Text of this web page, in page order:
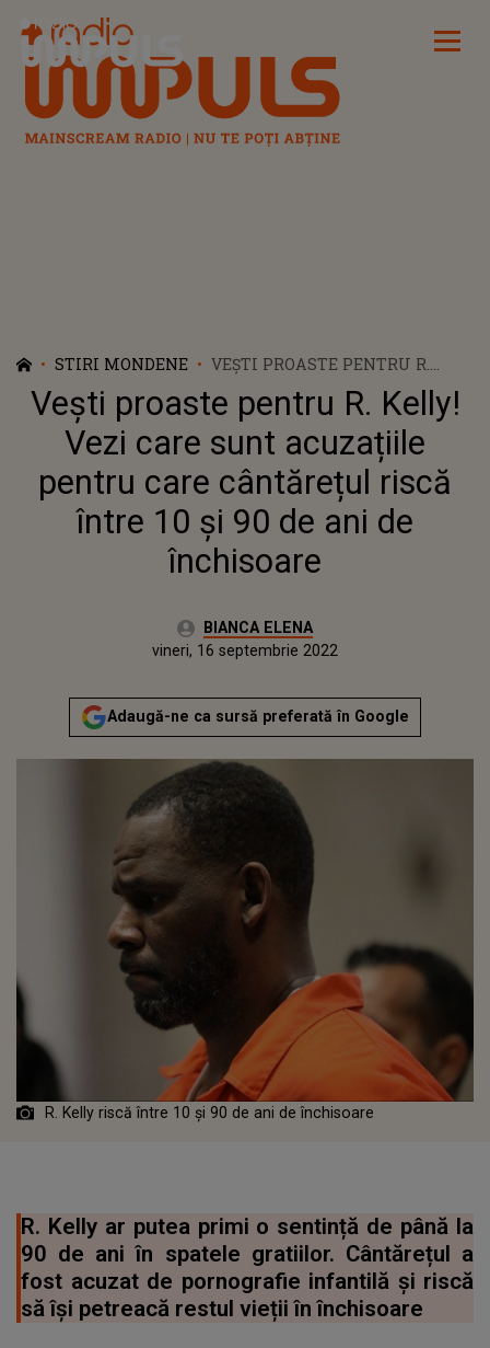
Radio Impuls
STIRI MONDENE
VEȘTI PROASTE PENTRU R.
KELLY! VEZI CARE SUNT
ACUZAȚIILE PENTRU CARE
CÂNTĂREȚUL RISCĂ ÎNTRE 10 ȘI
90 DE ANI DE ÎNCHISOARE
Vești proaste pentru R. Kelly!
Vezi care sunt acuzațiile
pentru care cântărețul riscă
între 10 și 90 de ani de
închisoare
Autor:BIANCA ELENA
Publicat:
vineri, 16 septembrie 2022
Adaugă-ne ca sursă preferată în Google
R. Kelly riscă între 10 și 90 de ani de închisoare
R. Kelly ar putea primi o sentință de până la
90 de ani în spatele gratiilor. Cântărețul a
fost acuzat de pornografie infantilă și riscă
să își petreacă restul vieții în închisoare